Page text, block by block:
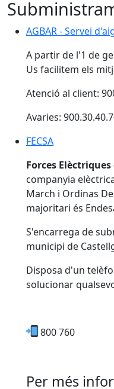
AGBAR - Servei
AGBAR - Servei
A partir de l'1 de
Us facilitem els
Atenció al client:
Avaries:
FECSA
FECSA
Forces
companyia
March i Ordinas
majoritari és
S'encarrega de
municipi de
Disposa d'un
solucionar
800 760
Per més